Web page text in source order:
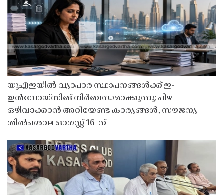
യുഎഇയിൽ വ്യാപാര സ്ഥാപനങ്ങൾക്ക് ഇ-
ഇൻവോയ്സിങ് നിർബന്ധമാക്കുന്നു; പിഴ
ഒഴിവാക്കാൻ അറിയേണ്ട കാര്യങ്ങൾ, സൗജന്യ
ശിൽപശാല ഓഗസ്റ്റ് 16-ന്